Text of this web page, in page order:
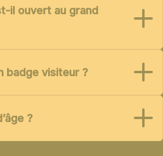
il ouvert au grand
badge visiteur ?
?